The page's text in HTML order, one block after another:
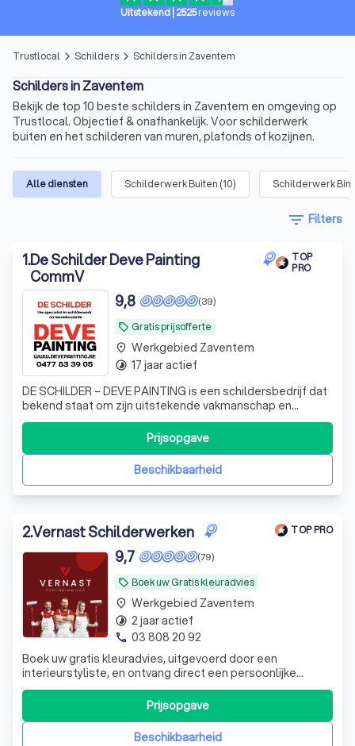
Uitstekend 2525reviews
Trustlocal arrow_forward_ios Schilders arrow_forward_ios Schilders in Zaventem
Schilders in Zaventem
Bekijk de top 10 beste schilders in Zaventem en omgeving op
Trustlocal. Objectief & onafhankelijk. Voor schilderwerk
buiten en het schilderen van muren, plafonds of kozijnen.
Alle diensten Schilderwerk Buiten (10) Schilderwerk
filter_list Filters
1.De Schilder Deve Painting
CommV
TOP
PRO
local_offer Gratis prijsofferte
(39)
9,8
DE SCHILDER – DEVE PAINTING is een schildersbedrijf dat
bekend staat om zijn uitstekende vakmanschap en
jarenlange ervaring. Onze schilders zijn zeer ervaren en
deskundig en zijn in staat om elke taak aan te pakken, van
klein tot groot. Wij bieden een uitgebreide reeks diensten
Beschikbaarheid
Prijsopgave
place Werkgebied Zaventem
timelapse 17 jaar actief
2.Vernast Schilderwerken TOP PRO
local_offer Boek uw Gratis kleuradvies
(79)
9,7
Boek uw gratis kleuradvies, uitgevoerd door een
interieurstyliste, en ontvang direct een persoonlijke
oplossing en offerte op locatie. Geniet van voordelen
zoals topkwaliteit materialen en diverse afwerkingen.
Welkom bij Vernast Schilderwerken, waar vakmanschap en
klanttevredenheid onze drijfveren
Beschikbaarheid
Prijsopgave
place Werkgebied Zaventem
timelapse 2 jaar actief
phone 03 808 20 92